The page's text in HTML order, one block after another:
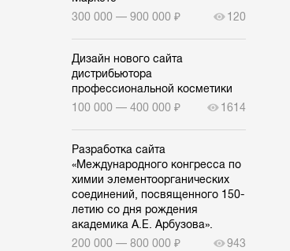
300 000 — 900 000 ₽
120
Дизайн нового сайта
дистрибьютора
профессиональной косметики
100 000 — 400 000 ₽
1614
Разработка сайта
«Международного конгресса по
химии элементоорганических
соединений, посвященного 150-
летию со дня рождения
академика А.Е. Арбузова».
200 000 — 800 000 ₽
943